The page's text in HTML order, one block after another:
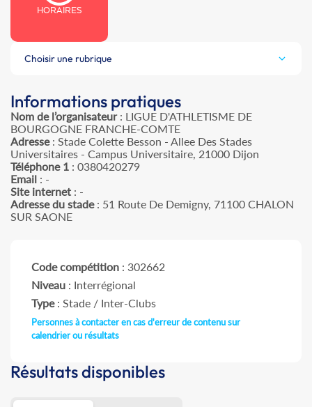
HORAIRES
Choisir une rubrique
Informations pratiques
Nom de l’organisateur: LIGUE D'ATHLETISME DE
BOURGOGNE FRANCHE-COMTE
Adresse: Stade Colette Besson - Allee Des Stades
Universitaires - Campus Universitaire, 21000 Dijon
Téléphone 1 : 0380420279
Email : -
Site internet : -
Adresse du stade: 51 Route De Demigny, 71100 CHALON
SUR SAONE
Code compétition : 302662
Niveau : Interrégional
Type: Stade / Inter-Clubs
Personnes à contacter en cas d'erreur de contenu sur
calendrier ou résultats
Résultats disponibles